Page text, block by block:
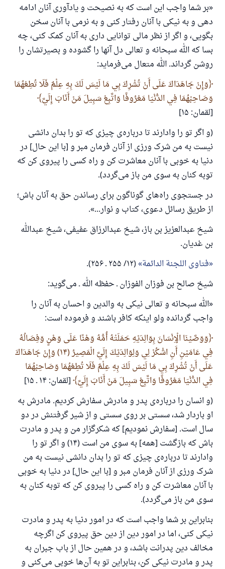
«بر شما واجب این است که به نصیحت و یادآوری آنان ادامه
دهی و به نیکی با آنان رفتار کنی و به نرمی با آنان سخن
بگویی، و اگر از نظر مالی توانایی داری به آنان کمک کنی، چه
بسا که الله سبحانه و تعالی دل آنها را گشوده و بصیرتشان را
روشن گرداند. الله متعال می‌فرماید:
وَإِنْ جَاهَدَاكَ عَلَى أَنْ تُشْرِكَ بِي مَا لَيْسَ لَكَ بِهِ عِلْمٌ فَلَا تُطِعْهُمَا
وَصَاحِبْهُمَا فِي الدُّنْيَا مَعْرُوفًا وَاتَّبِعْ سَبِيلَ مَنْ أَنَابَ إِلَيَّ
[لقمان: ۱۵]
(و اگر تو را وادارند تا درباره‌ی چیزی که تو را بدان دانشی
نیست به من شرک ورزی از آنان فرمان مبر و [با این حال] در
دنیا به خوبی با آنان معاشرت کن و راه کسی را پیروی کن که
توبه کنان به سوی من باز می‌گردد).
در جستجوی راه‌های گوناگون برای رساندن حق به آنان باش؛
از طریق رسائل دعوی، کتاب و نوار...».
شیخ عبدالعزیز بن باز، شیخ عبدالرزاق عفیفی، شیخ عبدالله
بن غدیان.
فتاوی اللجنة الدائمة (۱۲/ ۲۵۵ ـ ۲۵۶).
شیخ صالح بن فوزان الفوزان ـ حفظه الله ـ می‌گوید:
«الله سبحانه و تعالی نیکی به والدین و احسان به آنان را
واجب گردانده ولو اینکه کافر باشند و فرموده است:
وَوَصَّيْنَا الْإِنْسَانَ بِوَالِدَيْهِ حَمَلَتْهُ أُمُّهُ وَهْنًا عَلَى وَهْنٍ وَفِصَالُهُ
فِي عَامَيْنِ أَنِ اشْكُرْ لِي وَلِوَالِدَيْكَ إِلَيَّ الْمَصِيرُ (۱۴) وَإِنْ جَاهَدَاكَ
عَلَى أَنْ تُشْرِكَ بِي مَا لَيْسَ لَكَ بِهِ عِلْمٌ فَلَا تُطِعْهُمَا وَصَاحِبْهُمَا
فِي الدُّنْيَا مَعْرُوفًا وَاتَّبِعْ سَبِيلَ مَنْ أَنَابَ إِلَيَّ [لقمان: ۱۴ ـ ۱۵]
(و انسان را درباره‌ی پدر و مادرش سفارش کردیم. مادرش به
او باردار شد، سستی بر روی سستی و از شیر گرفتنش در دو
سال است. [سفارش نمودیم] که شکرگزار من و پدر و مادرت
باش که بازگشت [همه] به سوی من است (۱۴) و اگر تو را
وادارند تا درباره‌ی چیزی که تو را بدان دانشی نیست به من
شرک ورزی از آنان فرمان مبر و [با این حال] در دنیا به خوبی
با آنان معاشرت کن و راه کسی را پیروی کن که توبه کنان به
سوی من باز می‌گردد).
بنابراین بر شما واجب است که در امور دنیا به پدر و مادرت
نیکی کنی، اما در امور دین از دین حق پیروی کن اگرچه
مخالف دین پدرانت باشد، و در همین حال از باب جبران به
پدر و مادرت نیکی کن، بنابراین تو به آن‌ها خوبی می‌کنی و
رسول الله صلی الله علیه وسلم می‌فرماید
آنکه به سوی خیری راهنمایی کند مانند پاداش انجام
دهنده‌اش را خواهد داشت
(مسلم: ۱۸۹۳)
همکاری